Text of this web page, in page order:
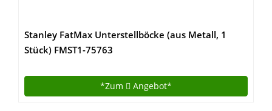
Stanley FatMax Unterstellböcke (aus Metall, 1
Stück) FMST1-75763
*Zum Angebot*